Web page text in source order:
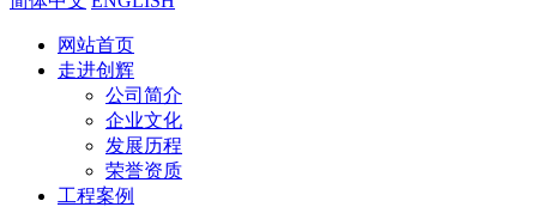
网站首页
走进创辉
公司简介
企业文化
发展历程
荣誉资质
工程案例